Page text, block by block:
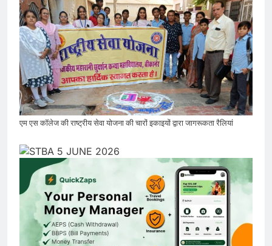
एम एस कॉलेज की राष्ट्रीय सेवा योजना की चारों इकाइयों द्वारा जागरूकता रैलियां